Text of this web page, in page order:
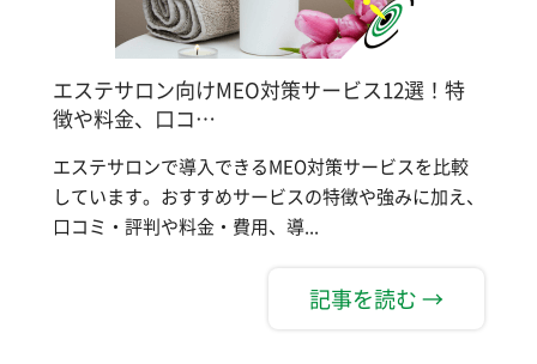
エステサロン向けMEO対策サービス12選！特
徴や料金、口コ…
エステサロンで導入できるMEO対策サービスを比較
しています。おすすめサービスの特徴や強みに加え、
口コミ・評判や料金・費用、導...
記事を読む →